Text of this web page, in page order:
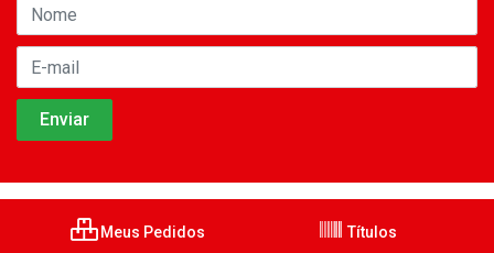
Meus Pedidos Títulos